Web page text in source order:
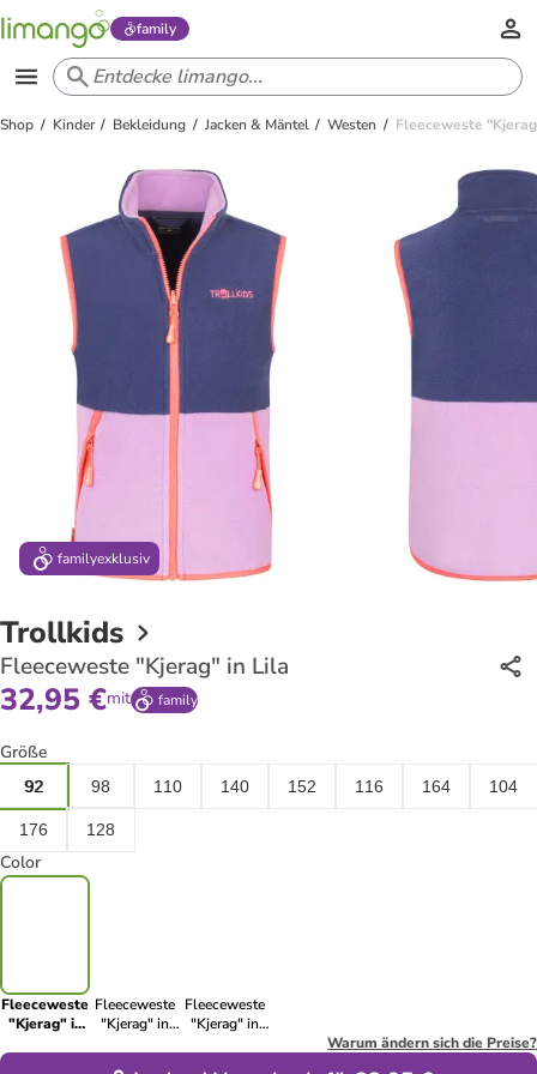
family
Shop Kinder Bekleidung Jacken & Mäntel Westen Fleeceweste
familyexklusiv
Trollkids
Fleeceweste "Kjerag" in Lila
32,95 €mit family
Größe
92 98 110 140 152 116 164 104
176 128
Color
Fleeceweste
"Kjerag" in
Fleeceweste
"Kjerag" in
Fleeceweste
"Kjerag" in
Warum ändern sich die Preise?